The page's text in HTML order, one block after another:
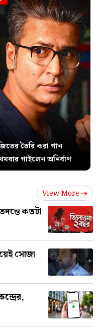
তৈরি করা গান
গাইলেন অনির্বাণ
View More
কতটা
সোজা